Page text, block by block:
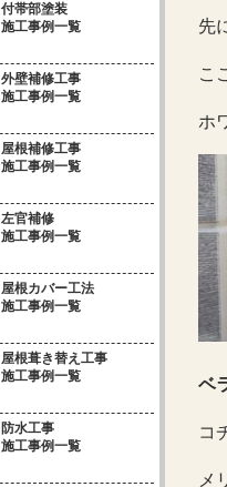
先
こ
ホ
ベ
コ
メ
付帯部塗装
施工事例一覧
外壁補修工事
施工事例一覧
屋根補修工事
施工事例一覧
左官補修
施工事例一覧
屋根カバー工法
施工事例一覧
屋根葺き替え工事
施工事例一覧
防水工事
施工事例一覧